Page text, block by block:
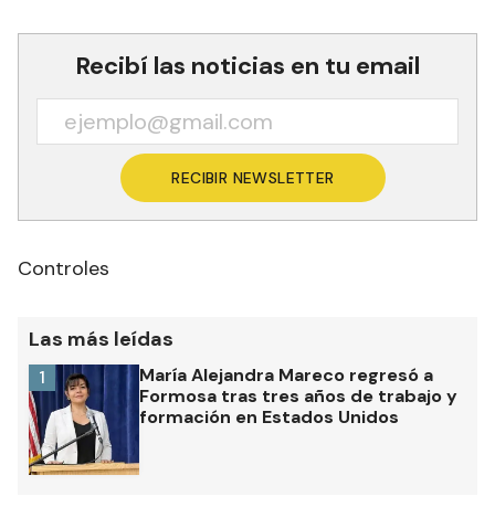
Recibí las noticias en tu email
RECIBIR NEWSLETTER
Controles
Las más leídas
María Alejandra Mareco regresó a
Formosa tras tres años de trabajo y
formación en Estados Unidos
1